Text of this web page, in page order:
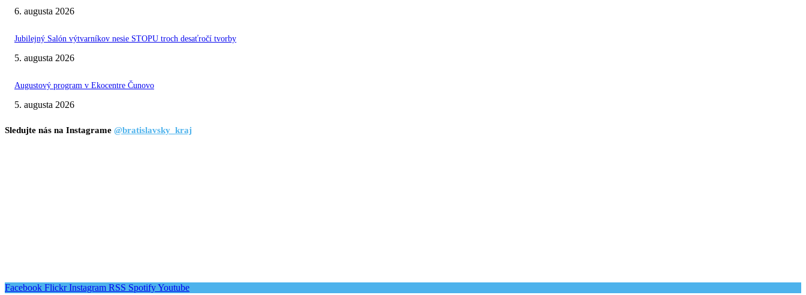
6. augusta 2026
Jubilejný Salón výtvarníkov nesie STOPU troch desaťročí tvorby
5. augusta 2026
Augustový program v Ekocentre Čunovo
5. augusta 2026
Sledujte nás na Instagrame @bratislavsky_kraj
Facebook Flickr Instagram RSS SpotifyYoutube